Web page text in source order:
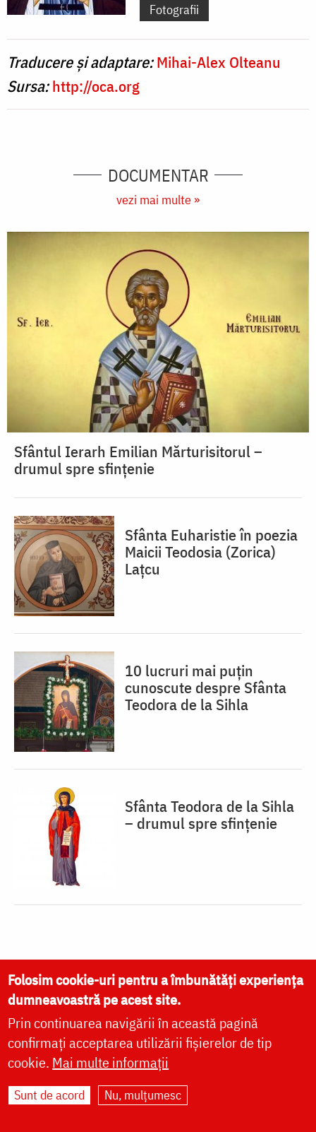
Fotografii
Traducere și adaptare:Mihai-Alex Olteanu
Sursa:http://oca.org
DOCUMENTAR
vezi mai multe »
Sfântul Ierarh Emilian Mărturisitorul –
drumul spre sfințenie
Sfânta Euharistie în poezia
Maicii Teodosia (Zorica)
Lațcu
10 lucruri mai puțin
cunoscute despre Sfânta
Teodora de la Sihla
Sfânta Teodora de la Sihla
– drumul spre sfințenie
Citește despre:
sfânt slujbă
sfințenie
sărbătoare
Folosim cookie-uri pentru a îmbunătăți experiența
dumneavoastră pe acest site.
Prin continuarea navigării în această pagină
confirmați acceptarea utilizării fișierelor de tip
cookie. Mai multe informații
Sunt de acord Nu, mulțumesc